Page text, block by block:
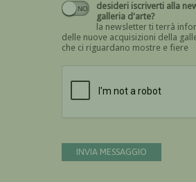
desideri iscriverti alla
galleria d'arte?
la newsletter ti terrà
delle nuove acquisizioni della
che ci riguardano mostre e fiere
INVIA MESSAGGIO